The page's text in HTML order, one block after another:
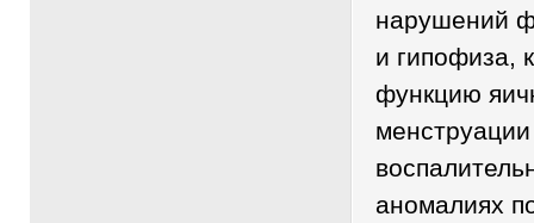
нарушений
и гипофиза,
функцию
аномалиях